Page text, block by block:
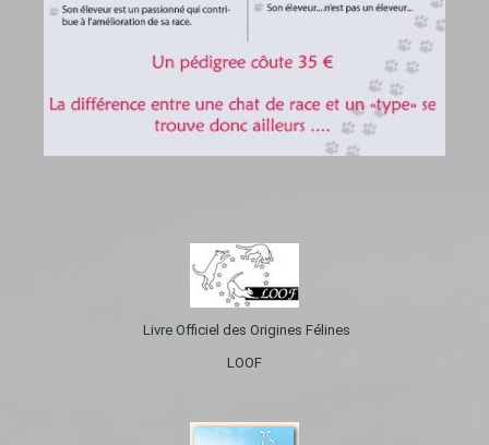
Livre Officiel des Origines Félines
LOOF